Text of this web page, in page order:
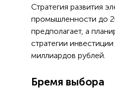
Стратегия развития
промышленности до
предполагает, а
стратегии
миллиардов рублей.
Бремя выбора